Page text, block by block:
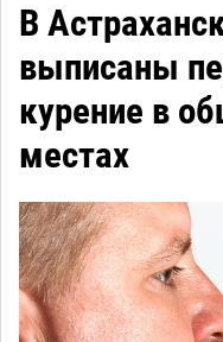
В
выписаны
курение в
местах